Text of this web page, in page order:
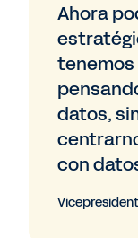
Ahora
datos,
con